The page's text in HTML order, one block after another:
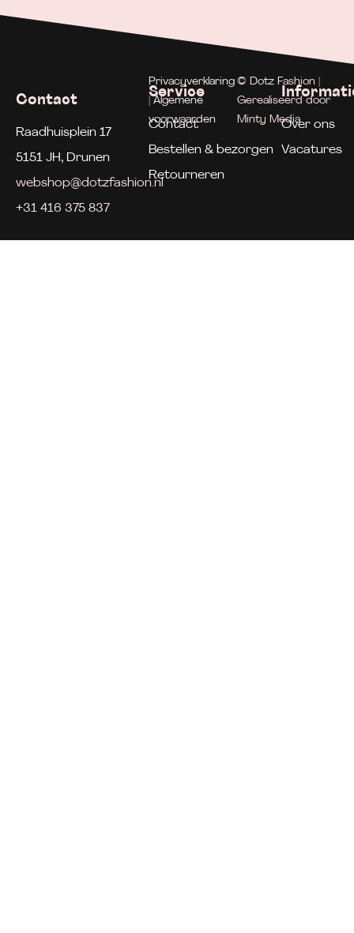
Contact
Raadhuisplein 17
5151 JH, Drunen
webshop@dotzfashion.nl
+31 416 375 837
Service
Contact
Bestellen & bezorgen
Retourneren
Over ons
Vacatures
Privacyverklaring
| Algemene
voorwaarden
© Dotz Fashion |
Gerealiseerd door
Minty Media